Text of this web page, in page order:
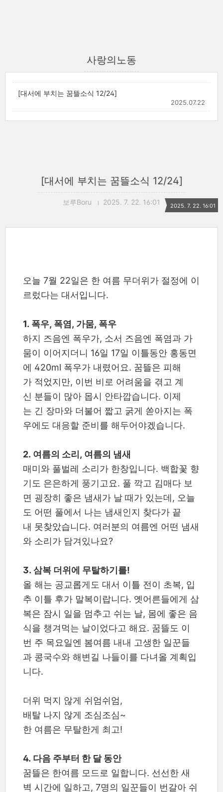
사랑의노동
[대서에 부치는 꿈뜰소식 12/24]
2025.07.22
[대서에 부치는 꿈뜰소식 12/24]
보루Boru 2025. 7. 22. 16:01 2025. 7. 22. 16:01
오늘 7월 22일은 한 여름 무더위가 절정에 이
르렀다는 대서입니다.
1. 폭우, 폭염, 가뭄, 폭우
하지 즈음엔 폭우가, 소서 즈음엔 폭염과 가
뭄이 이어지더니 16일 17일 이틀동안 홍동면
에 420ml 폭우가 내렸어요. 꿈뜰은 피해
가 적었지만, 이번 비로 어려움을 겪고 계
신 분들이 많아 몹시 안타깝습니다. 이제
는 긴 장마와 더불어 짧고 굵게 쏟아지는 폭
우에도 대응할 준비를 해두어야겠습니다.
2. 여름의 소리, 여름의 냄새
매미와 풀벌레 소리가 한창입니다. 백합꽃 향
기도 은은하게 풍기고요. 풀 깍고 김매다 보
면 굉장히 좋은 냄새가 날 때가 있는데, 오늘
도 어떤 풀에서 나는 냄새인지 찾다가 끝
내 못찾았습니다. 여러분의 여름엔 어떤 냄새
와 소리가 담겨있나요?
3. 삼복 더위에 무탈하기를!
올 해는 공교롭게도 대서 이틀 전이 초복, 입
추 이틀 후가 말복이랍니다. 옛어른들에게 삼
복은 잠시 일을 멈추고 쉬는 날, 몸에 좋은 음
식을 챙겨먹는 날이었다고 해요. 꿈뜰도 이
번 주 목요일엔 봄여름 내내 고생한 일꾼들
과 콩국수와 해변길 나들이를 다녀올 계획입
니다.
더위 먹지 않게 쉬엄쉬엄,
배탈 나지 않게 조심조심~
한 여름은 무탈한게 최고!
4. 다음 주부터 한 달 동안
꿈뜰은 한여름 모드로 일합니다. 선선한 새
벽 시간에 일하고, 7명의 일꾼들이 번갈아 쉬